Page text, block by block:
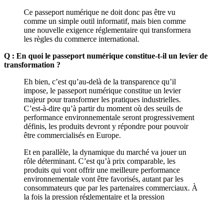
Ce passeport numérique ne doit donc pas être vu
comme un simple outil informatif, mais bien comme
une nouvelle exigence réglementaire qui transformera
les règles du commerce international.
Q : En quoi le passeport numérique constitue-t-il un levier de
transformation ?
Eh bien, c’est qu’au-delà de la transparence qu’il
impose, le passeport numérique constitue un levier
majeur pour transformer les pratiques industrielles.
C’est-à-dire qu’à partir du moment où des seuils de
performance environnementale seront progressivement
définis, les produits devront y répondre pour pouvoir
être commercialisés en Europe.
Et en parallèle, la dynamique du marché va jouer un
rôle déterminant. C’est qu’à prix comparable, les
produits qui vont offrir une meilleure performance
environnementale vont être favorisés, autant par les
consommateurs que par les partenaires commerciaux. À
la fois la pression réglementaire et la pression